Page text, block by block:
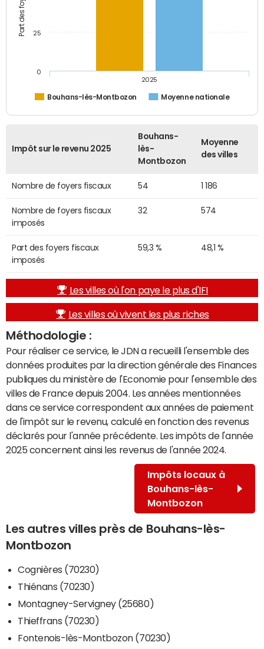
Bouhans-lès-Montbozon Moyenne nationale
2025
0
25
Impôt sur le revenu 2025
Bouhans-
lès-
Montbozon
Moyenne
des villes
Nombre de foyers fiscaux 54 1 186
Nombre de foyers fiscaux
imposés
32 574
Part des foyers fiscaux
imposés
59,3 % 48,1 %
Les villes où l'on paye le plus d'IFI
Les villes où vivent les plus riches
Méthodologie :
Pour réaliser ce service, le JDN a recueilli l'ensemble des
données produites par la direction générale des Finances
publiques du ministère de l'Economie pour l'ensemble des
villes de France depuis 2004. Les années mentionnées
dans ce service correspondent aux années de paiement
de l'impôt sur le revenu, calculé en fonction des revenus
déclarés pour l'année précédente. Les impôts de l'année
2025 concernent ainsi les revenus de l'année 2024.
Impôts locaux à
Bouhans-lès-
Montbozon
Les autres villes près de Bouhans-lès-
Montbozon
Cognières (70230)
Thiénans (70230)
Montagney-Servigney (25680)
Thieffrans (70230)
Fontenois-lès-Montbozon (70230)